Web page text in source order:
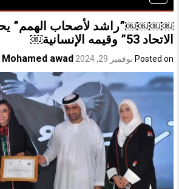
￼￼￼￼”راشد لأصحاب الهمم”
الاتحاد 53” وقيمه الإنسانية￼
Posted on نوفمبر 29, 2024 Mohamed awad